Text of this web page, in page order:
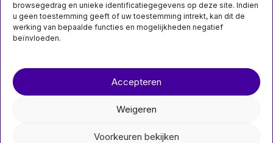
browsegedrag en unieke identificatiegegevens op deze site. Indien
u geen toestemming geeft of uw toestemming intrekt, kan dit de
werking van bepaalde functies en mogelijkheden negatief
beïnvloeden.
Accepteren
Weigeren
Voorkeuren bekijken
Sport
nieuwsimpuls.online
nieuwsimpuls.online
MIS HET NIET
Parlementaire
meerderheid in zicht
voor onderzoek met
Parlementaire